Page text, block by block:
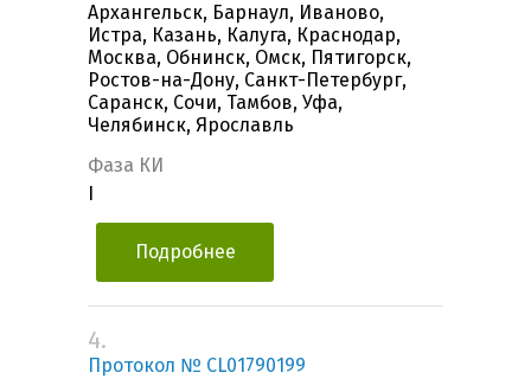
Архангельск, Барнаул, Иваново,
Истра, Казань, Калуга, Краснодар,
Москва, Обнинск, Омск, Пятигорск,
Ростов-на-Дону, Санкт-Петербург,
Саранск, Сочи, Тамбов, Уфа,
Челябинск, Ярославль
Фаза КИ
Подробнее
4.
Протокол № CL01790199